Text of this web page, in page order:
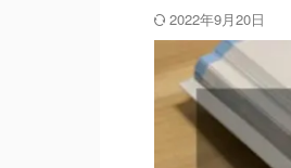
2022年9月20日